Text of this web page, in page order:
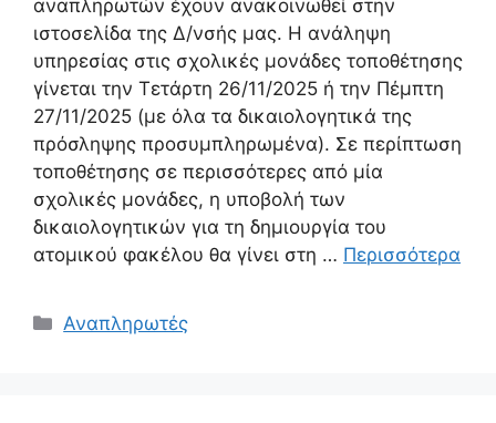
αναπληρωτών έχουν ανακοινωθεί στην
ιστοσελίδα της Δ/νσής μας. Η ανάληψη
υπηρεσίας στις σχολικές μονάδες τοποθέτησης
γίνεται την Τετάρτη 26/11/2025 ή την Πέμπτη
27/11/2025 (με όλα τα δικαιολογητικά της
πρόσληψης προσυμπληρωμένα). Σε περίπτωση
τοποθέτησης σε περισσότερες από μία
σχολικές μονάδες, η υποβολή των
δικαιολογητικών για τη δημιουργία του
ατομικού φακέλου θα γίνει στη … Περισσότερα
Κατηγορίες
Αναπληρωτές